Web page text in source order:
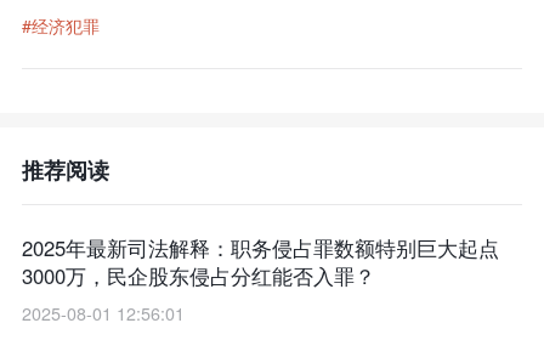
#经济犯罪
推荐阅读
2025年最新司法解释：职务侵占罪数额特别巨大起点
3000万，民企股东侵占分红能否入罪？
2025-08-01 12:56:01